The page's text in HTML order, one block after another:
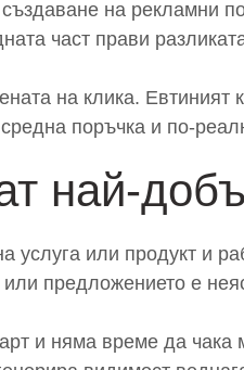
на рекламни
част прави
на клика. Евтиният
поръчка и по-
най-
услуга или продукт и
предложението е
и няма време да чака